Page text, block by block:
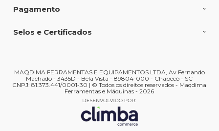
Pagamento
Selos e Certificados
MAQDIMA FERRAMENTAS E EQUIPAMENTOS LTDA, Av Fernando
Machado - 3435D - Bela Vista - 89804-000 - Chapecó - SC
CNPJ: 81.373.441/0001-30 | © Todos os direitos reservados - Maqdima
Ferramentas e Máquinas - 2026